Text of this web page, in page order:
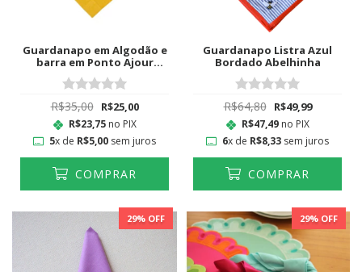
Guardanapo em Algodão e
barra em Ponto Ajour
Amarelo
R$35,00 R$25,00
R$23,75no PIX
5x de R$5,00 sem juros
COMPRAR
Guardanapo Listra Azul
Bordado Abelhinha
R$64,80 R$49,99
R$47,49no PIX
6x de R$8,33 sem juros
COMPRAR
29% OFF 29% OFF